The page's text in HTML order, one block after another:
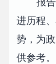
进历程
势，为
供参考。